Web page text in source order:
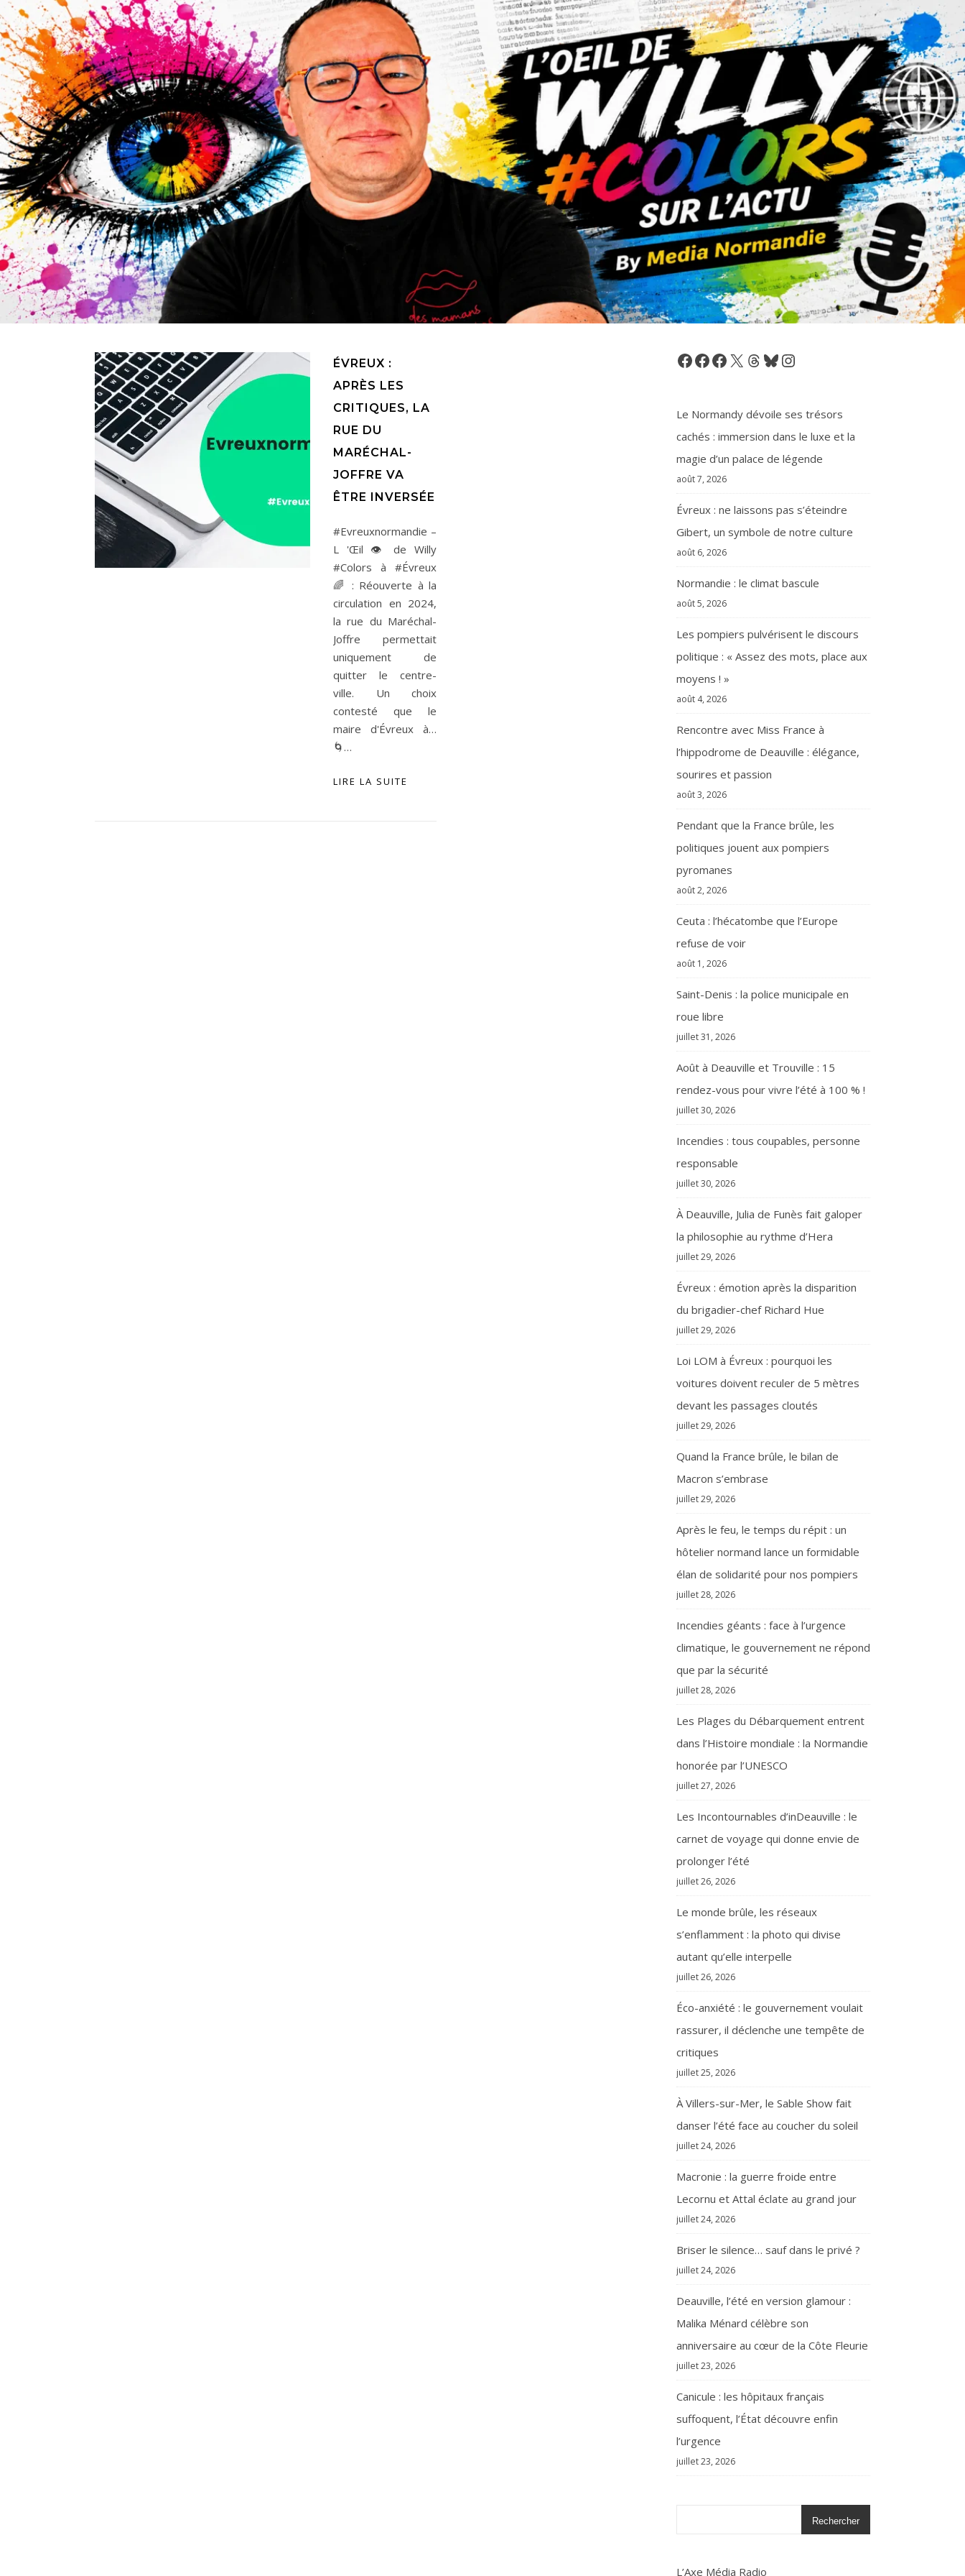
ÉVREUX :
APRÈS LES
CRITIQUES, LA
RUE DU
MARÉCHAL-
JOFFRE VA
ÊTRE INVERSÉE
#Evreuxnormandie –
L 'Œil 👁️ de Willy
#Colors à #Évreux
🌈 : Réouverte à la
circulation en 2024,
la rue du Maréchal-
Joffre permettait
uniquement de
quitter le centre-
ville. Un choix
contesté que le
maire d'Évreux à…
🌀…
LIRE LA SUITE
Facebook
Facebook
Facebook
X Threads
BlueskyInstagram
Le Normandy dévoile ses trésors
cachés : immersion dans le luxe et la
magie d’un palace de légende
août 7, 2026
Évreux : ne laissons pas s’éteindre
Gibert, un symbole de notre culture
août 6, 2026
Normandie : le climat bascule
août 5, 2026
Les pompiers pulvérisent le discours
politique : « Assez des mots, place aux
moyens ! »
août 4, 2026
Rencontre avec Miss France à
l’hippodrome de Deauville : élégance,
sourires et passion
août 3, 2026
Pendant que la France brûle, les
politiques jouent aux pompiers
pyromanes
août 2, 2026
Ceuta : l’hécatombe que l’Europe
refuse de voir
août 1, 2026
Saint-Denis : la police municipale en
roue libre
juillet 31, 2026
Août à Deauville et Trouville : 15
rendez-vous pour vivre l’été à 100 % !
juillet 30, 2026
Incendies : tous coupables, personne
responsable
juillet 30, 2026
À Deauville, Julia de Funès fait galoper
la philosophie au rythme d’Hera
juillet 29, 2026
Évreux : émotion après la disparition
du brigadier-chef Richard Hue
juillet 29, 2026
Loi LOM à Évreux : pourquoi les
voitures doivent reculer de 5 mètres
devant les passages cloutés
juillet 29, 2026
Quand la France brûle, le bilan de
Macron s’embrase
juillet 29, 2026
Après le feu, le temps du répit : un
hôtelier normand lance un formidable
élan de solidarité pour nos pompiers
juillet 28, 2026
Incendies géants : face à l’urgence
climatique, le gouvernement ne répond
que par la sécurité
juillet 28, 2026
Les Plages du Débarquement entrent
dans l’Histoire mondiale : la Normandie
honorée par l’UNESCO
juillet 27, 2026
Les Incontournables d’inDeauville : le
carnet de voyage qui donne envie de
prolonger l’été
juillet 26, 2026
Le monde brûle, les réseaux
s’enflamment : la photo qui divise
autant qu’elle interpelle
juillet 26, 2026
Éco-anxiété : le gouvernement voulait
rassurer, il déclenche une tempête de
critiques
juillet 25, 2026
À Villers-sur-Mer, le Sable Show fait
danser l’été face au coucher du soleil
juillet 24, 2026
Macronie : la guerre froide entre
Lecornu et Attal éclate au grand jour
juillet 24, 2026
Briser le silence… sauf dans le privé ?
juillet 24, 2026
Deauville, l’été en version glamour :
Malika Ménard célèbre son
anniversaire au cœur de la Côte Fleurie
juillet 23, 2026
Canicule : les hôpitaux français
suffoquent, l’État découvre enfin
l’urgence
juillet 23, 2026
Rechercher
L’Axe Média Radio